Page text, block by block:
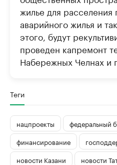
жилье для расселения
аварийного жилья и
этого, будут
проведен капремонт
Набережных Челнах и
Теги
нацпроекты
федеральный
финансирование
новости Казани
новости